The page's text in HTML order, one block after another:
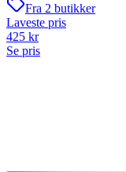
Fra 2 butikker
Laveste pris
425 kr
Se pris